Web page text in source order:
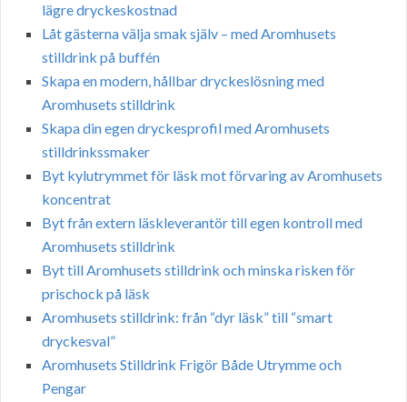
lägre dryckeskostnad
Låt gästerna välja smak själv – med Aromhusets
stilldrink på buffén
Skapa en modern, hållbar dryckeslösning med
Aromhusets stilldrink
Skapa din egen dryckesprofil med Aromhusets
stilldrinkssmaker
Byt kylutrymmet för läsk mot förvaring av Aromhusets
koncentrat
Byt från extern läskleverantör till egen kontroll med
Aromhusets stilldrink
Byt till Aromhusets stilldrink och minska risken för
prischock på läsk
Aromhusets stilldrink: från “dyr läsk” till “smart
dryckesval”
Aromhusets Stilldrink Frigör Både Utrymme och
Pengar